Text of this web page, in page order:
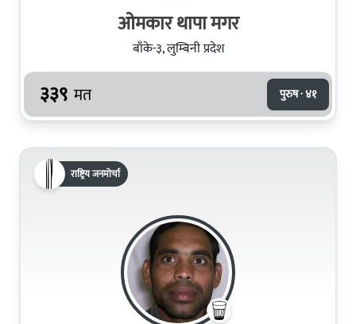
ओमकार थापा मगर
बाँके-३, लुम्बिनी प्रदेश
३३९ मत पुरुष · ४१
राष्ट्रिय जनमोर्चा